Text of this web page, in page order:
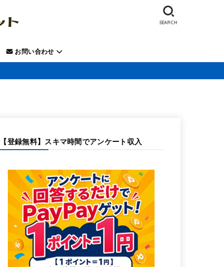
お問い合わせ
SEARCH
【登録無料】スキマ時間でアンケート収入